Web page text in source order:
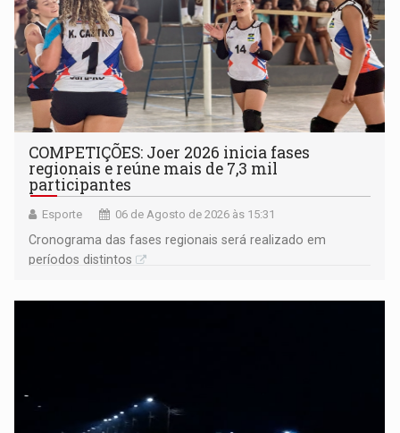
COMPETIÇÕES: Joer 2026 inicia fases
regionais e reúne mais de 7,3 mil
participantes
Esporte 06 de Agosto de 2026 às 15:31
Cronograma das fases regionais será realizado em
períodos distintos